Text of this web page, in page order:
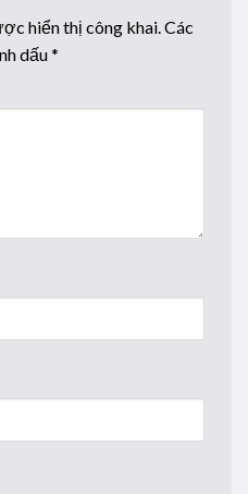
hiển thị công khai.Các
dấu*